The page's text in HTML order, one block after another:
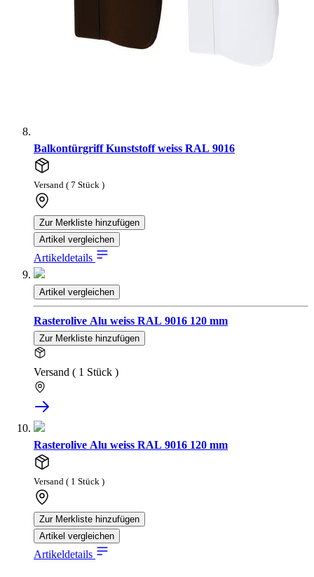
Balkontürgriff Kunststoff weiss RAL 9016
Versand ( 7 Stück )
Zur Merkliste hinzufügen
Artikel vergleichen
Artikeldetails
Artikel vergleichen
Rasterolive Alu weiss RAL 9016 120 mm
Zur Merkliste hinzufügen
Versand ( 1 Stück )
Rasterolive Alu weiss RAL 9016 120 mm
Versand ( 1 Stück )
Zur Merkliste hinzufügen
Artikel vergleichen
Artikeldetails